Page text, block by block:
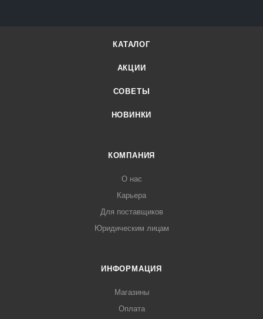
КАТАЛОГ
АКЦИИ
СОВЕТЫ
НОВИНКИ
КОМПАНИЯ
О нас
Карьера
Для поставщиков
Юридическим лицам
ИНФОРМАЦИЯ
Магазины
Оплата